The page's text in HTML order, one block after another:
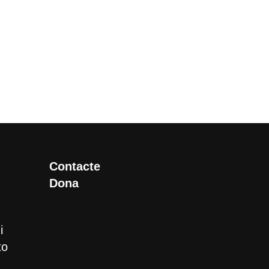
Contacte
Dona